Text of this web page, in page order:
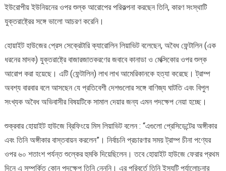
হোয়াইট
ইউরোপীয় ইউনিয়নের ওপর শুল্ক আরোপের পরিকল্পনা করছেন তিনি, কারণ সংস্থাটি
যুক্তরাষ্ট্রের সঙ্গে ভালো আচরণ করেনি।
হোয়াইট হাউজের প্রেস সেক্রেটারি ক্যারোলিন লিয়াভিট বলেছেন, অবৈধ ফেন্টালিন (এক
ধরনের মাদক) যুক্তরাষ্ট্রে বাজারজাতকরণের জবাবে কানাডা ও মেক্সিকোর ওপর শুল্ক
আরোপ করা হয়েছে। এটি (ফেন্টালিন) লাখ লাখ আমেরিকানকে হত্যা করেছে। ট্রাম্প
অবশ্য বারবার বলে আসছেন যে প্রতিবেশী দেশগুলোর সঙ্গে বাণিজ্য ঘাটতি এবং বিপুল
সংখ্যক অবৈধ অভিবাসীর বিষয়টিকে সামাল দেয়ার জন্য এমন পদক্ষেপ নেয়া হচ্ছে।
শুক্রবার হোয়াইট হাউজে ব্রিফিংয়ে মিস লিয়াভিট বলেন : “এগুলো প্রেসিডেন্টের অঙ্গীকার
এবং তিনি অঙ্গীকার বাস্তবায়ন করলেন”। নির্বাচনি প্রচারণার সময় ট্রাম্প চীনা পণ্যের
ওপর ৬০ শতাংশ পর্যন্ত শুল্কের হুমকি দিয়েছিলেন। তবে হোয়াইট হাউজে ফেরার প্রথম
দিনে এ সম্পর্কিত কোন পদক্ষেপ তিনি নেননি। এর পরিবর্তে তিনি ইস্যুটি পর্যালোচনার